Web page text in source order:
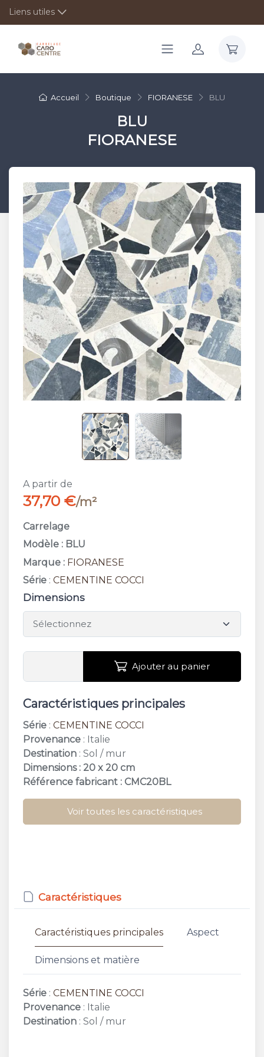
Liens utiles
Accueil Boutique FIORANESE BLU
BLU
FIORANESE
A partir de
37,70 €/m²
Carrelage
Modèle : BLU
Marque : FIORANESE
Série : CEMENTINE COCCI
Dimensions
Ajouter au panier
Caractéristiques principales
Série : CEMENTINE COCCI
Provenance : Italie
Destination : Sol / mur
Dimensions : 20 x 20 cm
Référence fabricant : CMC20BL
Voir toutes les caractéristiques
Caractéristiques
Caractéristiques principales Aspect
Dimensions et matière
Série : CEMENTINE COCCI
Provenance : Italie
Destination : Sol / mur